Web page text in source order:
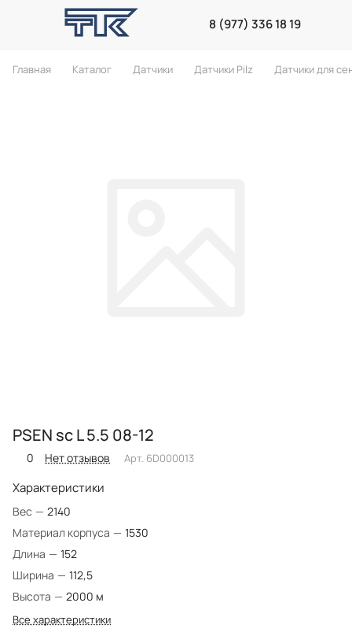
8 (977) 336 18 19
Главная Каталог Датчики Датчики Pilz Датчики для
PSEN sc L 5.5 08-12
0 Нет отзывов Арт. 6D000013
Характеристики
Вес — 2140
Материал корпуса — 1530
Длина — 152
Ширина — 112,5
Высота — 2000 м
Все характеристики